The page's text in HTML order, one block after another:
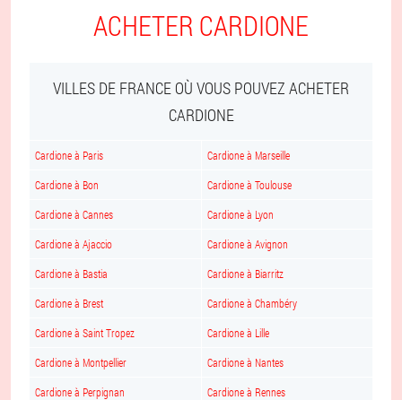
ACHETER CARDIONE
VILLES DE FRANCE OÙ VOUS POUVEZ ACHETER
CARDIONE
Cardione à Paris Cardione à Marseille
Cardione à Bon Cardione à Toulouse
Cardione à Cannes Cardione à Lyon
Cardione à Ajaccio Cardione à Avignon
Cardione à Bastia Cardione à Biarritz
Cardione à Brest Cardione à Chambéry
Cardione à Saint Tropez Cardione à Lille
Cardione à Montpellier Cardione à Nantes
Cardione à Perpignan Cardione à Rennes